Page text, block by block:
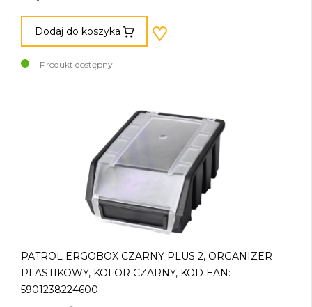
Dodaj do koszyka
Produkt dostępny
PATROL ERGOBOX CZARNY PLUS 2, ORGANIZER
PLASTIKOWY, KOLOR CZARNY, KOD EAN:
5901238224600